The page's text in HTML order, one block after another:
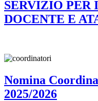
SERVIZIO PER
DOCENTE E
Nomina
2025/2026